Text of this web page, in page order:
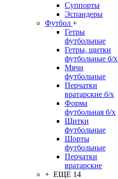
Суппорты
Эспандеры
Футбол +
Гетры
футбольные
Гетры, щитки
футбольные б/х
Мячи
футбольные
Перчатки
вратарские б/х
Форма
футбольная б/х
Щитки
футбольные
Шорты
футбольные
Перчатки
вратарские
+ ЕЩЕ 14